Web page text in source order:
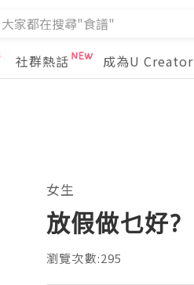
社群熱話 成為U Creator
女生
放假做乜好?
瀏覽次數:295